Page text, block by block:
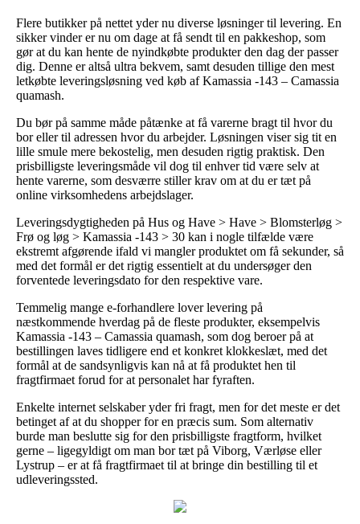
Flere butikker på nettet yder nu diverse løsninger til levering. En
sikker vinder er nu om dage at få sendt til en pakkeshop, som
gør at du kan hente de nyindkøbte produkter den dag der passer
dig. Denne er altså ultra bekvem, samt desuden tillige den mest
letkøbte leveringsløsning ved køb af Kamassia -143 – Camassia
quamash.
Du bør på samme måde påtænke at få varerne bragt til hvor du
bor eller til adressen hvor du arbejder. Løsningen viser sig tit en
lille smule mere bekostelig, men desuden rigtig praktisk. Den
prisbilligste leveringsmåde vil dog til enhver tid være selv at
hente varerne, som desværre stiller krav om at du er tæt på
online virksomhedens arbejdslager.
Leveringsdygtigheden på Hus og Have > Have > Blomsterløg >
Frø og løg > Kamassia -143 > 30 kan i nogle tilfælde være
ekstremt afgørende ifald vi mangler produktet om få sekunder, så
med det formål er det rigtig essentielt at du undersøger den
forventede leveringsdato for den respektive vare.
Temmelig mange e-forhandlere lover levering på
næstkommende hverdag på de fleste produkter, eksempelvis
Kamassia -143 – Camassia quamash, som dog beroer på at
bestillingen laves tidligere end et konkret klokkeslæt, med det
formål at de sandsynligvis kan nå at få produktet hen til
fragtfirmaet forud for at personalet har fyraften.
Enkelte internet selskaber yder fri fragt, men for det meste er det
betinget af at du shopper for en præcis sum. Som alternativ
burde man beslutte sig for den prisbilligste fragtform, hvilket
gerne – ligegyldigt om man bor tæt på Viborg, Værløse eller
Lystrup – er at få fragtfirmaet til at bringe din bestilling til et
udleveringssted.